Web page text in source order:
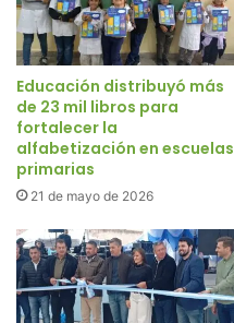
Educación distribuyó más
de 23 mil libros para
fortalecer la
alfabetización en escuelas
primarias
21 de mayo de 2026